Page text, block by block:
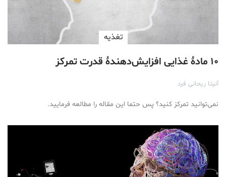
تغذیه
۱۰ مادۀ غذایی افزایش‌دهندۀ قدرت تمرکز
آنیتا ریحانی فرد
نمی‌توانید تمرکز کنید؟ پس حتما این مقاله را مطالعه فرمایید.